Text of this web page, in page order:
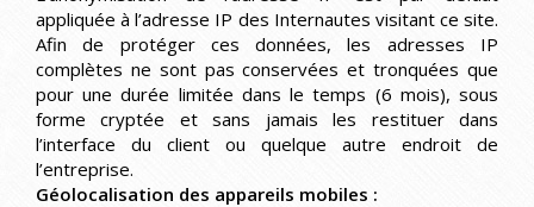
appliquée à l’adresse IP des Internautes visitant ce site.
Afin de protéger ces données, les adresses IP
complètes ne sont pas conservées et tronquées que
pour une durée limitée dans le temps (6 mois), sous
forme cryptée et sans jamais les restituer dans
l’interface du client ou quelque autre endroit de
l’entreprise.
Géolocalisation des appareils mobiles :